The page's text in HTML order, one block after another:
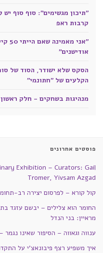
"תיכון מגשימים": סוף סוף
קרבות ראפ
אודישנים"
הסקס שלא ישודר, הסוד של
הקלעים של "חתונמי"
מנהיגות בשחקים - חלק ראשון
פוסטים אחרונים
Exhibition – Curators: Gail
Tromer, Yivsam Azgad
קול קורא – לפרסום יצירה רב-
מראיין: בני הנדל
ענווה וגאווה – הסיפור שאינו
איך משפיע רצף פיבונאצ'י על